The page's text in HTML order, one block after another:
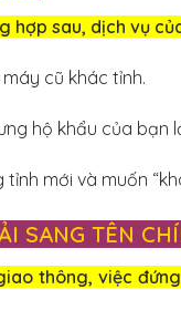
sau, dịch vụ
cũ khác tỉnh.
hộ khẩu của bạn
mới và muốn
SANG TÊN
thông, việc